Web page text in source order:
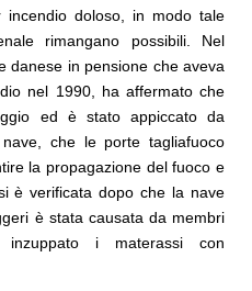
incendio doloso, in modo tale
rimangano possibili. Nel
danese in pensione che aveva
nel 1990, ha affermato che
ed è stato appiccato da
che le porte tagliafuoco
la propagazione del fuoco e
è verificata dopo che la nave
è stata causata da membri
inzuppato i materassi con